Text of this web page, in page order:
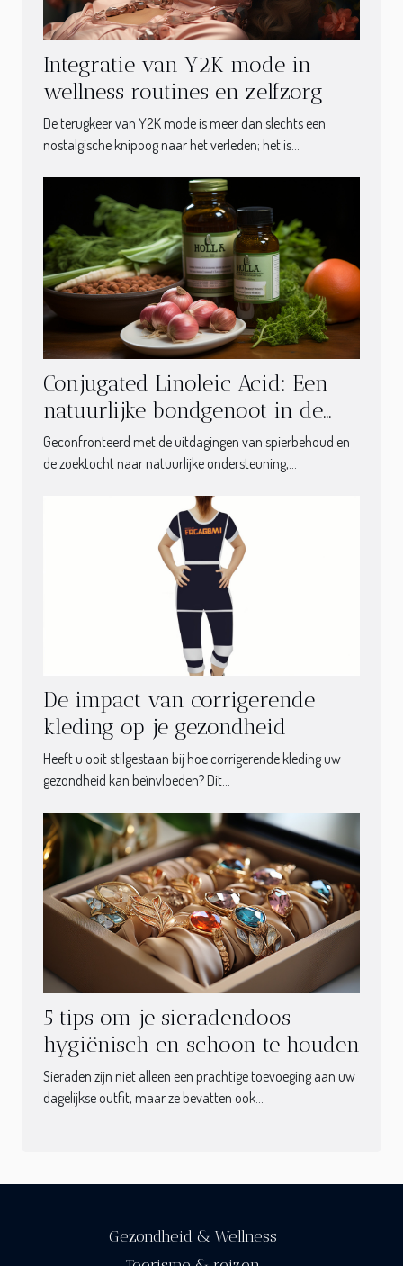
Integratie van Y2K mode in
wellness routines en zelfzorg
De terugkeer van Y2K mode is meer dan slechts een
nostalgische knipoog naar het verleden; het is...
Conjugated Linoleic Acid: Een
natuurlijke bondgenoot in de
strijd tegen spierafbraak
Geconfronteerd met de uitdagingen van spierbehoud en
de zoektocht naar natuurlijke ondersteuning,...
De impact van corrigerende
kleding op je gezondheid
Heeft u ooit stilgestaan bij hoe corrigerende kleding uw
gezondheid kan beïnvloeden? Dit...
5 tips om je sieradendoos
hygiënisch en schoon te houden
Sieraden zijn niet alleen een prachtige toevoeging aan uw
dagelijkse outfit, maar ze bevatten ook...
Gezondheid & Wellness